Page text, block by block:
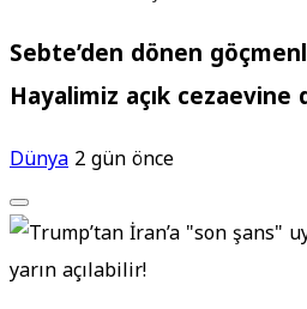
Sebte’den dönen
Hayalimiz açık cezaevine
Dünya2 gün önce